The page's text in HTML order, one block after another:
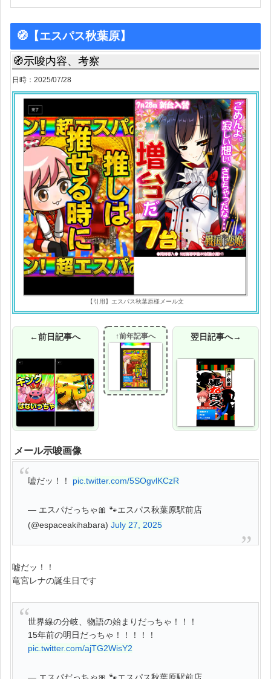
🧭【エスパス秋葉原】
🧭示唆内容、考察
日時：2025/07/28
【引用】エスパス秋葉原様メール文
←前日記事へ ↑前年記事へ 翌日記事へ→
メール示唆画像
嘘だッ！！ pic.twitter.com/5SOgvlKCzR
— エスパだっちゃ🎀 🐾エスパス秋葉原駅前店
(@espaceakihabara)July 27, 2025
嘘だッ！！
竜宮レナの誕生日です
世界線の分岐、物語の始まりだっちゃ！！！
15年前の明日だっちゃ！！！！！
pic.twitter.com/ajTG2WisY2
— エスパだっちゃ🎀 🐾エスパス秋葉原駅前店